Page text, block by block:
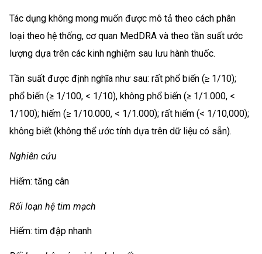
Tác dụng không mong muốn được mô tả theo cách phân
loại theo hệ thống, cơ quan MedDRA và theo tần suất ước
lượng dựa trên các kinh nghiệm sau lưu hành thuốc.
Tần suất được định nghĩa như sau: rất phổ biến (≥ 1/10);
phổ biến (≥ 1/100, < 1/10), không phổ biến (≥ 1/1.000, <
1/100); hiếm (≥ 1/10.000, < 1/1.000); rất hiếm (< 1/10,000);
không biết (không thể ước tính dựa trên dữ liệu có sẵn).
Nghiên cứu
Hiếm: tăng cân
Rối loạn hệ tim mạch
Hiếm: tim đập nhanh